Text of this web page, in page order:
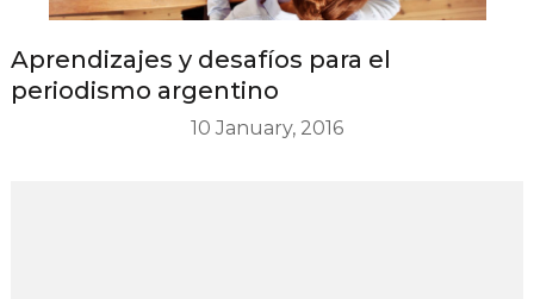
Aprendizajes y desafíos para el
periodismo argentino
10 January, 2016